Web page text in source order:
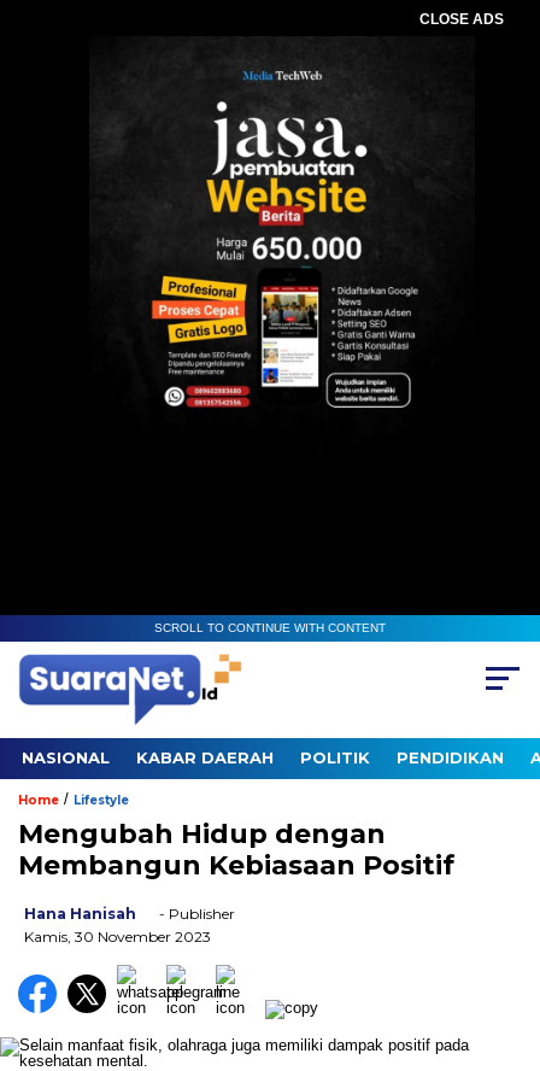
CLOSE ADS
SCROLL TO CONTINUE WITH CONTENT
NASIONAL KABAR DAERAH POLITIK PENDIDIKAN
Home / Lifestyle
Mengubah Hidup dengan
Membangun Kebiasaan Positif
Hana Hanisah
- Publisher
Kamis, 30 November 2023